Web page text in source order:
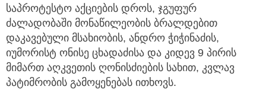
საპროტესტო აქციების დროს, ჯგუფურ
ძალადობაში მონაწილეობის ბრალდებით
დაკავებული მსახიობის, ანდრო ჭიჭინაძის,
იუმორისტ ონისე ცხადაძისა და კიდევ 9 პირის
მიმართ აღკვეთის ღონისძიების სახით, კვლავ
პატიმრობის გამოყენებას ითხოვს.